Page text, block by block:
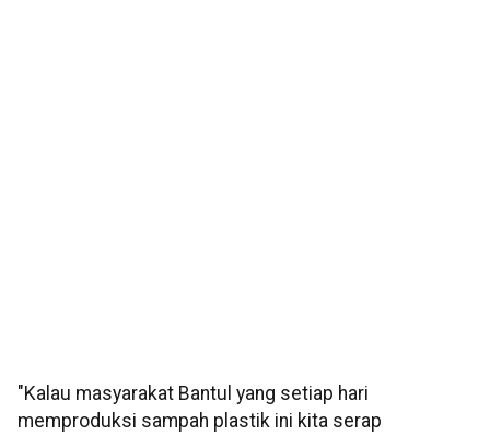
"Kalau masyarakat Bantul yang setiap hari
memproduksi sampah plastik ini kita serap